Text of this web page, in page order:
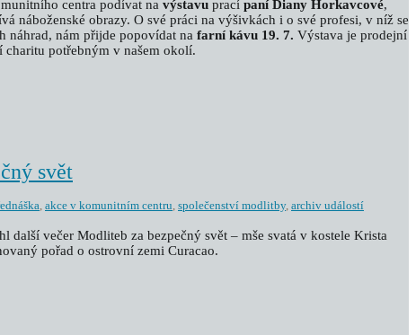
centra podívat na výstavu prací paní Diany Horkavcové,
náboženské obrazy. O své práci na výšivkách i o své profesi, v níž se
náhrad, nám přijde popovídat na farní kávu 19. 7. Výstava je prodejní
charitu potřebným v našem okolí.
svět
, akce v komunitním centru, společenství modlitby, archiv událostí
další večer Modliteb za bezpečný svět – mše svatá v kostele Krista
pořad o ostrovní zemi Curacao.